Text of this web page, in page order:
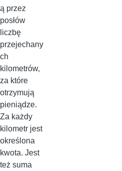
ą przez
posłów
liczbę
przejechany
ch
kilometrów,
za które
otrzymują
pieniądze.
Za każdy
kilometr jest
określona
kwota. Jest
też suma